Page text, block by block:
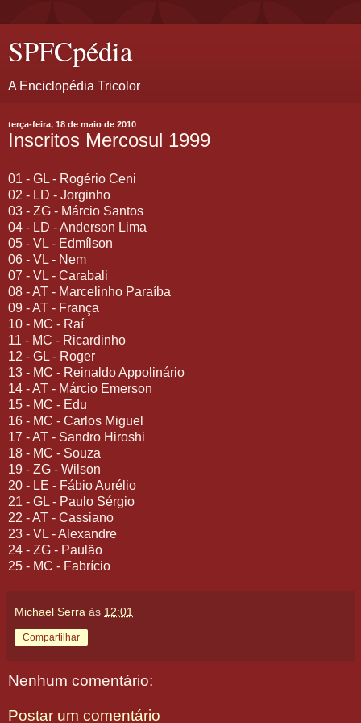
SPFCpédia
A Enciclopédia Tricolor
terça-feira, 18 de maio de 2010
Inscritos Mercosul 1999
01 - GL - Rogério Ceni
02 - LD - Jorginho
03 - ZG - Márcio Santos
04 - LD - Anderson Lima
05 - VL - Edmílson
06 - VL - Nem
07 - VL - Carabali
08 - AT - Marcelinho Paraíba
09 - AT - França
10 - MC - Raí
11 - MC - Ricardinho
12 - GL - Roger
13 - MC - Reinaldo Appolinário
14 - AT - Márcio Emerson
15 - MC - Edu
16 - MC - Carlos Miguel
17 - AT - Sandro Hiroshi
18 - MC - Souza
19 - ZG - Wilson
20 - LE - Fábio Aurélio
21 - GL - Paulo Sérgio
22 - AT - Cassiano
23 - VL - Alexandre
24 - ZG - Paulão
25 - MC - Fabrício
Michael Serra às 12:01
Compartilhar
Nenhum comentário:
Postar um comentário